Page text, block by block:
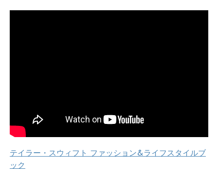
テイラー・スウィフト ファッション&ライフスタイルブ
ック